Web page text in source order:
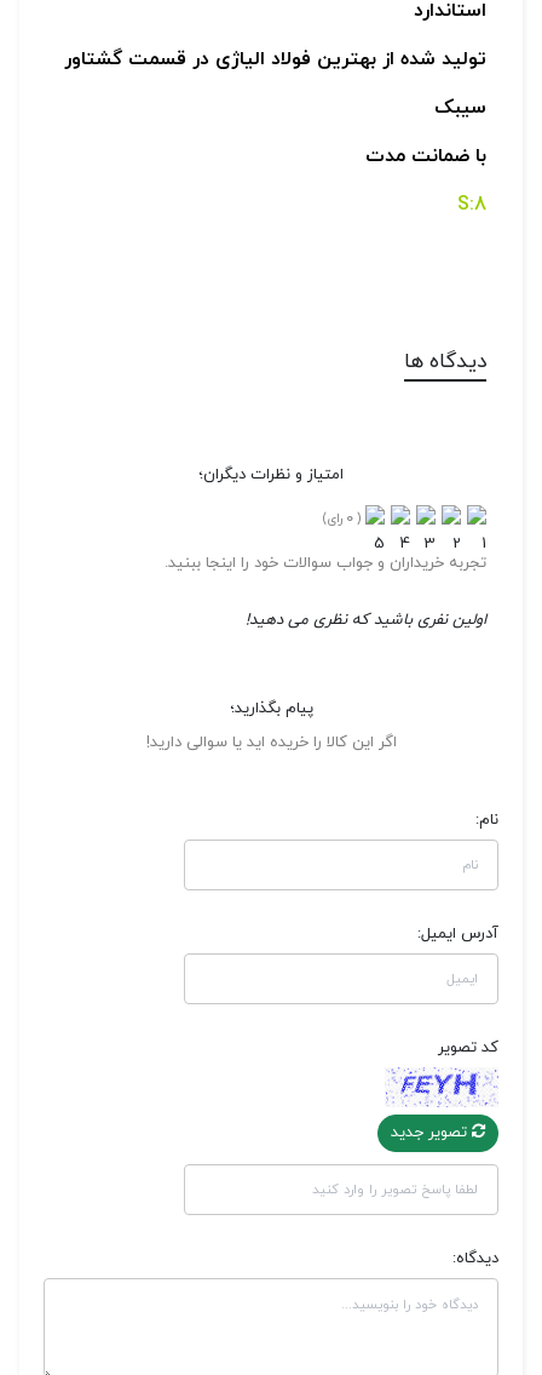
استاندارد
تولید شده از بهترین فولاد الیاژی در قسمت گشتاور
سیبک
با ضمانت مدت
8:S
دیدگاه ها
امتیاز و نظرات دیگران؛
(
0 رای)
تجربه خریداران و جواب سوالات خود را اینجا ببنید.
اولین نفری باشید که نظری می دهید!
پیام بگذارید؛
اگر این کالا را خریده اید یا سوالی دارید!
نام:
آدرس ایمیل:
کد تصویر
تصویر جدید
دیدگاه: